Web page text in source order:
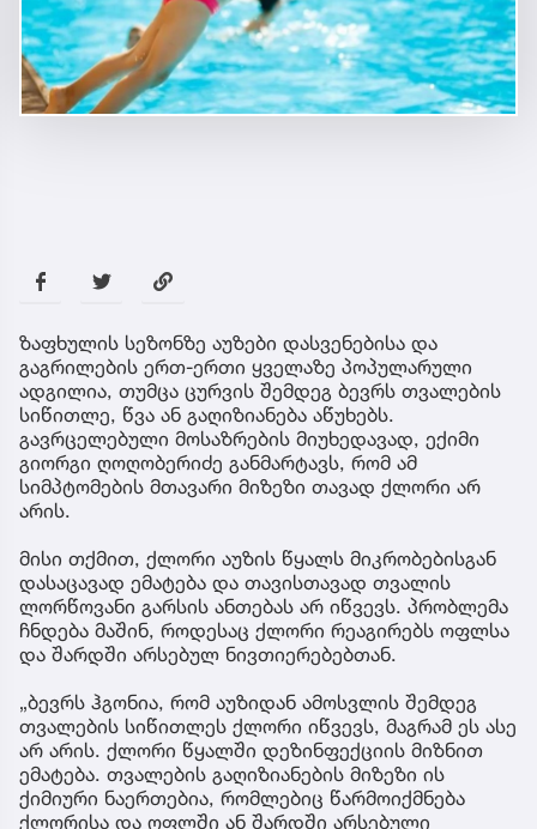
ზაფხულის სეზონზე აუზები დასვენებისა და
გაგრილების ერთ-ერთი ყველაზე პოპულარული
ადგილია, თუმცა ცურვის შემდეგ ბევრს თვალების
სიწითლე, წვა ან გაღიზიანება აწუხებს.
გავრცელებული მოსაზრების მიუხედავად, ექიმი
გიორგი ღოღობერიძე განმარტავს, რომ ამ
სიმპტომების მთავარი მიზეზი თავად ქლორი არ
არის.
მისი თქმით, ქლორი აუზის წყალს მიკრობებისგან
დასაცავად ემატება და თავისთავად თვალის
ლორწოვანი გარსის ანთებას არ იწვევს. პრობლემა
ჩნდება მაშინ, როდესაც ქლორი რეაგირებს ოფლსა
და შარდში არსებულ ნივთიერებებთან.
„ბევრს ჰგონია, რომ აუზიდან ამოსვლის შემდეგ
თვალების სიწითლეს ქლორი იწვევს, მაგრამ ეს ასე
არ არის. ქლორი წყალში დეზინფექციის მიზნით
ემატება. თვალების გაღიზიანების მიზეზი ის
ქიმიური ნაერთებია, რომლებიც წარმოიქმნება
ქლორისა და ოფლში ან შარდში არსებული